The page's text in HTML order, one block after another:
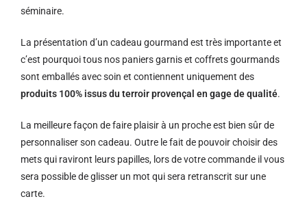
séminaire.
La présentation d’un cadeau gourmand est très importante et
c’est pourquoi tous nos paniers garnis et coffrets gourmands
sont emballés avec soin et contiennent uniquement des
produits 100% issus du terroir provençal en gage de qualité.
La meilleure façon de faire plaisir à un proche est bien sûr de
personnaliser son cadeau. Outre le fait de pouvoir choisir des
mets qui raviront leurs papilles, lors de votre commande il vous
sera possible de glisser un mot qui sera retranscrit sur une
carte.